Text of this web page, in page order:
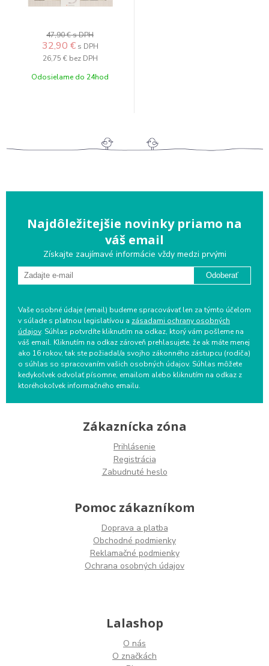
47,90 €s DPH
32,90 € s DPH
26,75 € bez DPH
Odosielame do 24hod
Najdôležitejšie novinky priamo na
váš email
Získajte zaujímavé informácie vždy medzi prvými
Odoberať
Vaše osobné údaje (email) budeme spracovávať len za týmto účelom
v súlade s platnou legislatívou a zásadami ochrany osobných
údajov. Súhlas potvrdíte kliknutím na odkaz, ktorý vám pošleme na
váš email. Kliknutím na odkaz zároveň prehlasujete, že ak máte menej
ako 16 rokov, tak ste požiadal/a svojho zákonného zástupcu (rodiča)
o súhlas so spracovaním vašich osobných údajov. Súhlas môžete
kedykoľvek odvolať písomne, emailom alebo kliknutím na odkaz z
ktoréhokoľvek informačného emailu.
Zákaznícka zóna
Prihlásenie
Registrácia
Zabudnuté heslo
Pomoc zákazníkom
Doprava a platba
Obchodné podmienky
Reklamačné podmienky
Ochrana osobných údajov
Lalashop
O nás
O značkách